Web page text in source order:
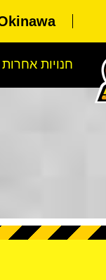
חנויות אחרות